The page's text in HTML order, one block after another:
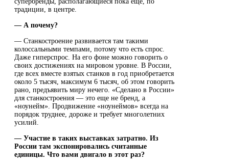
традиции, в центре.
― А почему?
― Станкостроение развивается там такими
колоссальными темпами, потому что есть спрос.
Даже гиперспрос. На его фоне можно говорить о
своих достижениях на мировом уровне. В России,
где всех вместе взятых станков в год приобретается
около 5 тысяч, максимум 6 тысяч, об этом говорить
рано, предъявить миру нечего. «Сделано в России»
для станкостроения — это еще не бренд, а
«ноунейм». Продвижение «ноунеймов» всегда на
порядок труднее, дороже и требует многолетних
усилий.
― Участие в таких выставках затратно. Из
России там экспонировались считанные
единицы. Что вами двигало в этот раз?